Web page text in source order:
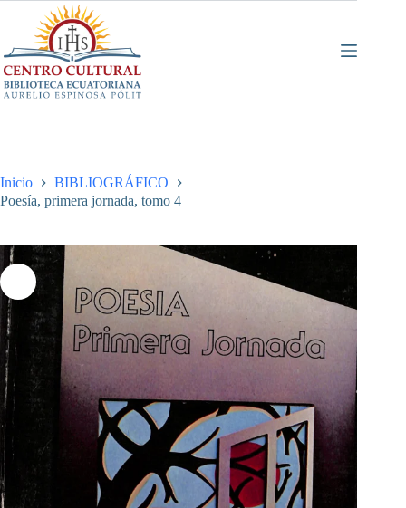
contenido
Inicio
BIBLIOGRÁFICO
Poesía, primera jornada, tomo 4